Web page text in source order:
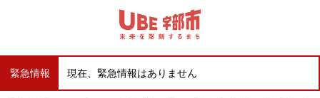
緊急情報 現在、緊急情報はありません